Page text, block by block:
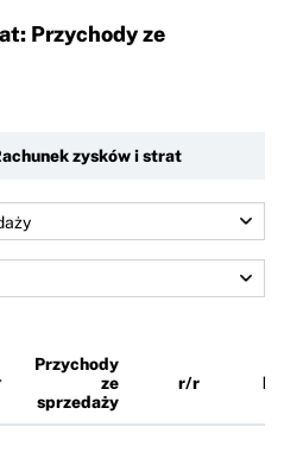
Przychody ze
zysków i strat
Przychody
ze
sprzedaży
r/r k/